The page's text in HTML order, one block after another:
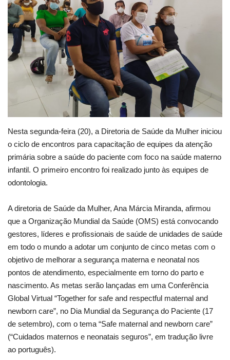
Webmail
Contato
Nesta segunda-feira (20), a Diretoria de Saúde da Mulher iniciou
o ciclo de encontros para capacitação de equipes da atenção
primária sobre a saúde do paciente com foco na saúde materno
infantil. O primeiro encontro foi realizado junto às equipes de
odontologia.
A diretoria de Saúde da Mulher, Ana Márcia Miranda, afirmou
que a Organização Mundial da Saúde (OMS) está convocando
gestores, líderes e profissionais de saúde de unidades de saúde
em todo o mundo a adotar um conjunto de cinco metas com o
objetivo de melhorar a segurança materna e neonatal nos
pontos de atendimento, especialmente em torno do parto e
nascimento. As metas serão lançadas em uma Conferência
Global Virtual “Together for safe and respectful maternal and
newborn care”, no Dia Mundial da Segurança do Paciente (17
de setembro), com o tema “Safe maternal and newborn care”
(“Cuidados maternos e neonatais seguros”, em tradução livre
ao português).